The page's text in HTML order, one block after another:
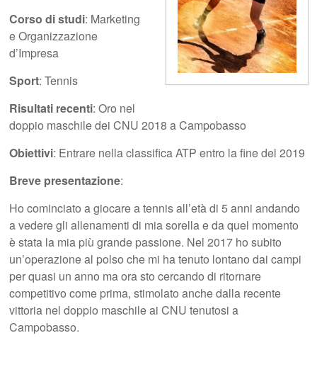
Corso di studi: Marketing
e Organizzazione
d’Impresa
Sport: Tennis
Risultati recenti: Oro nel
doppio maschile dei CNU 2018 a Campobasso
Obiettivi: Entrare nella classifica ATP entro la fine del 2019
Breve presentazione:
Ho cominciato a giocare a tennis all’età di 5 anni andando
a vedere gli allenamenti di mia sorella e da quel momento
è stata la mia più grande passione. Nel 2017 ho subito
un’operazione al polso che mi ha tenuto lontano dai campi
per quasi un anno ma ora sto cercando di ritornare
competitivo come prima, stimolato anche dalla recente
vittoria nel doppio maschile ai CNU tenutosi a
Campobasso.